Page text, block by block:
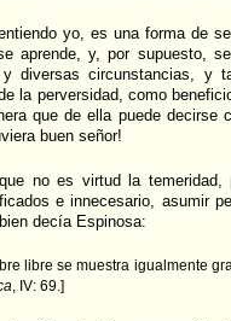
yo, es una forma de
aprende, y, por supuesto,
diversas circunstancias, y
la perversidad, como
que de ella puede decirse
buen señor!
no es virtud la temeridad,
e innecesario, asumir
decía Espinosa:
libre se muestra igualmente
, IV: 69.]